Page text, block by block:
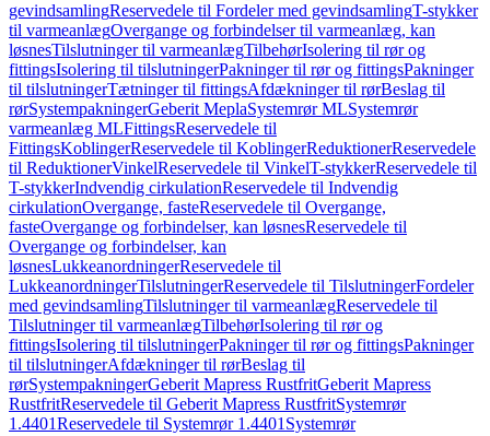
gevindsamlingReservedele til Fordeler med gevindsamlingT-stykker
til varmeanlægOvergange og forbindelser til varmeanlæg, kan
løsnesTilslutninger til varmeanlægTilbehørIsolering til rør og
fittingsIsolering til tilslutningerPakninger til rør og fittingsPakninger
til tilslutningerTætninger til fittingsAfdækninger til rørBeslag til
rørSystempakningerGeberit MeplaSystemrør MLSystemrør
varmeanlæg MLFittingsReservedele til
FittingsKoblingerReservedele til KoblingerReduktionerReservedele
til ReduktionerVinkelReservedele til VinkelT-stykkerReservedele til
T-stykkerIndvendig cirkulationReservedele til Indvendig
cirkulationOvergange, fasteReservedele til Overgange,
fasteOvergange og forbindelser, kan løsnesReservedele til
Overgange og forbindelser, kan
løsnesLukkeanordningerReservedele til
LukkeanordningerTilslutningerReservedele til TilslutningerFordeler
med gevindsamlingTilslutninger til varmeanlægReservedele til
Tilslutninger til varmeanlægTilbehørIsolering til rør og
fittingsIsolering til tilslutningerPakninger til rør og fittingsPakninger
til tilslutningerAfdækninger til rørBeslag til
rørSystempakningerGeberit Mapress RustfritGeberit Mapress
RustfritReservedele til Geberit Mapress RustfritSystemrør
1.4401Reservedele til Systemrør 1.4401 Systemrør